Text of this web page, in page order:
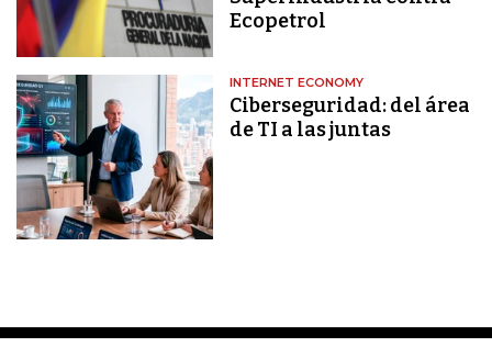
Ecopetrol
INTERNET ECONOMY
Ciberseguridad: del área
de TI a las juntas